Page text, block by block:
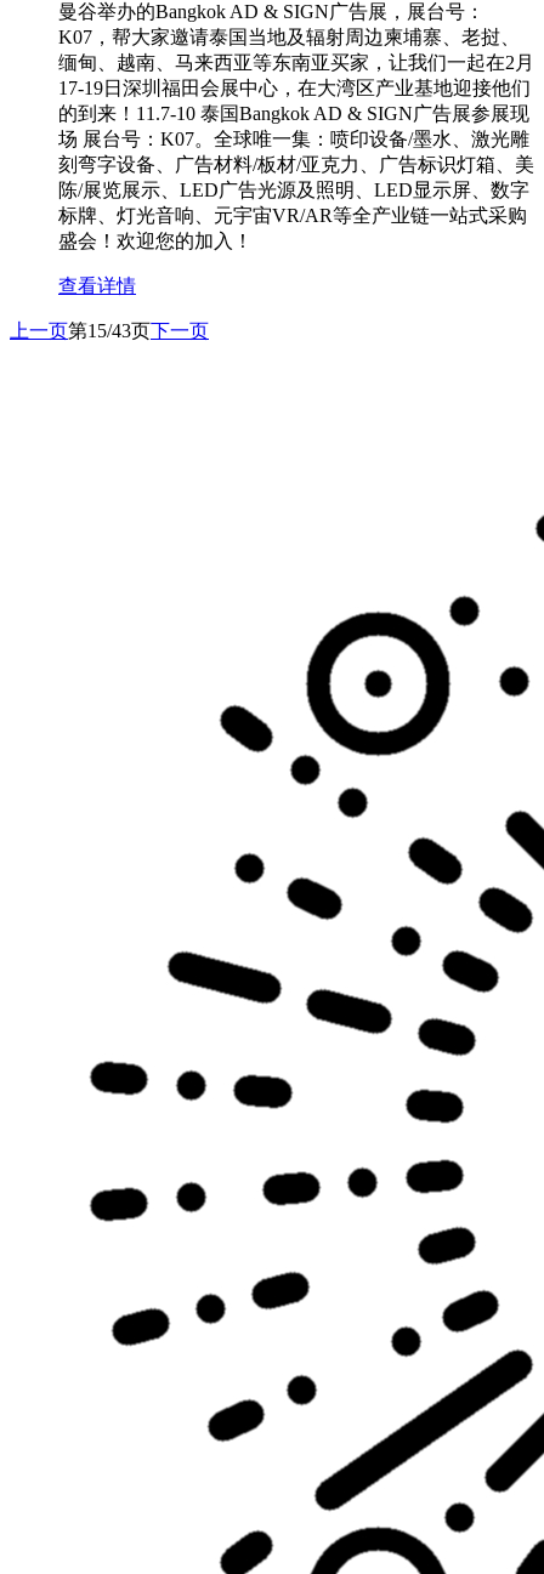
曼谷举办的Bangkok AD & SIGN广告展，展台号：
K07，帮大家邀请泰国当地及辐射周边柬埔寨、老挝、
缅甸、越南、马来西亚等东南亚买家，让我们一起在2月
17-19日深圳福田会展中心，在大湾区产业基地迎接他们
的到来！11.7-10 泰国Bangkok AD & SIGN广告展参展现
场 展台号：K07。全球唯一集：喷印设备/墨水、激光雕
刻弯字设备、广告材料/板材/亚克力、广告标识灯箱、美
陈/展览展示、LED广告光源及照明、LED显示屏、数字
标牌、灯光音响、元宇宙VR/AR等全产业链一站式采购
盛会！欢迎您的加入！
查看详情
上一页第15/43页下一页